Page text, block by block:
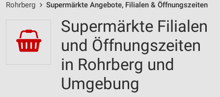
Rohrberg Supermärkte Angebote, Filialen & Öffnungszeiten
Supermärkte Filialen
und Öffnungszeiten
in Rohrberg und
Umgebung